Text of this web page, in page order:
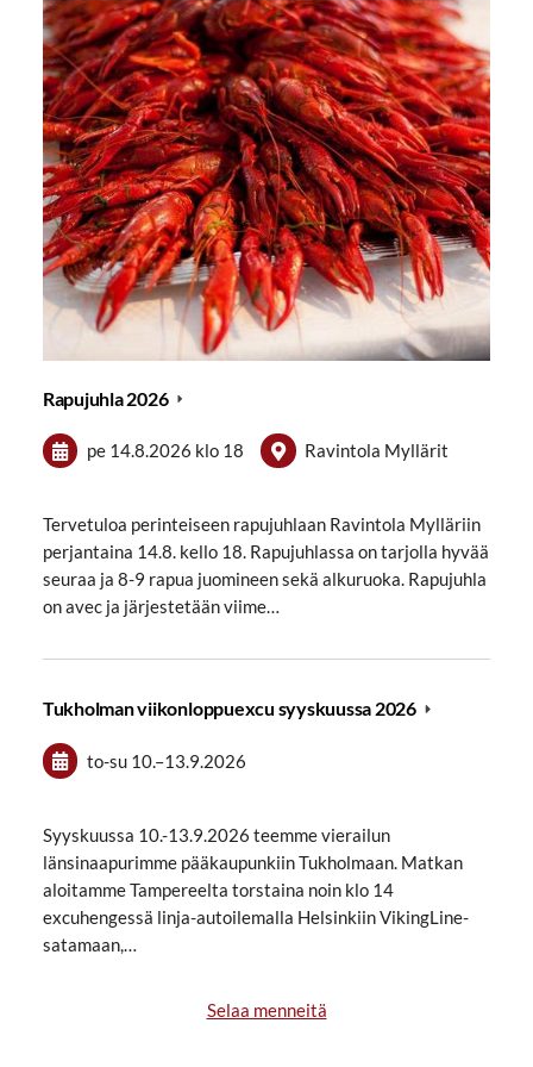
Rapujuhla 2026
pe 14.8.2026 klo 18 Ravintola Myllärit
Tervetuloa perinteiseen rapujuhlaan Ravintola Mylläriin
perjantaina 14.8. kello 18. Rapujuhlassa on tarjolla hyvää
seuraa ja 8-9 rapua juomineen sekä alkuruoka. Rapujuhla
on avec ja järjestetään viime…
Tukholman viikonloppuexcu syyskuussa 2026
to-su 10.–13.9.2026
Syyskuussa 10.-13.9.2026 teemme vierailun
länsinaapurimme pääkaupunkiin Tukholmaan. Matkan
aloitamme Tampereelta torstaina noin klo 14
excuhengessä linja-autoilemalla Helsinkiin VikingLine-
satamaan,…
Selaa menneitä